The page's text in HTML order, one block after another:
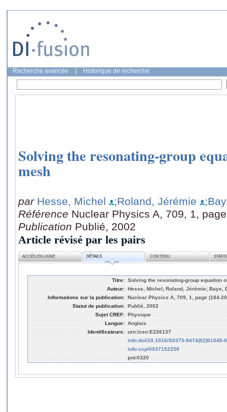
Recherche avancée Historique de recherche
Solving the resonating-group
mesh
par Hesse, Michel ;Roland, Jérémie
Référence Nuclear Physics A, 709, 1,
Publication Publié, 2002
Article révisé par les pairs
ACCÈS EN LIGNE DÉTAILS CONTENU
Titre: Solving the resonating-group equation
Auteur: Hesse, Michel; Roland, Jérémie; Baye,
Informations sur la publication: Nuclear Physics A, 709, 1, page (184-
Statut de publication: Publié, 2002
Sujet CREF: Physique
Langue: Anglais
Identificateurs: urn:issn:E226137
info:doi/10.1016/S0375-9474(02)01040-0
info:scp/0037152250
pnt-0320